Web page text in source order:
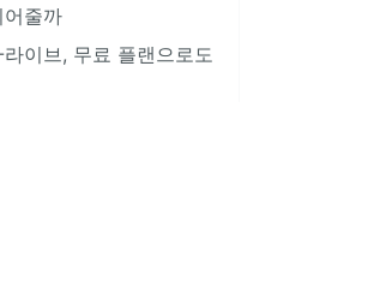
줄까
이브, 무료 플랜으로도